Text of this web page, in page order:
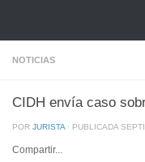
NOTICIAS
CIDH envía caso
POR JURISTA · PUBLICADA
Compartir...